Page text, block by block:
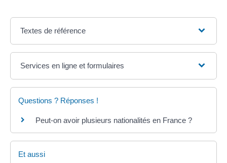
Textes de référence
Services en ligne et formulaires
Questions ? Réponses !
Peut-on avoir plusieurs nationalités en France ?
Et aussi